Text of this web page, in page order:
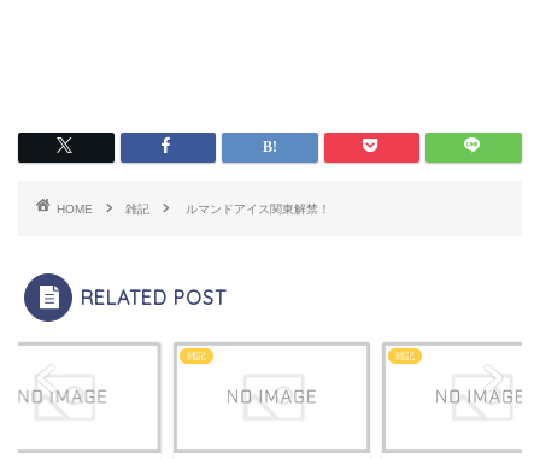
HOME 雑記 ルマンドアイス関東解禁！
RELATED POST
雑記 雑記